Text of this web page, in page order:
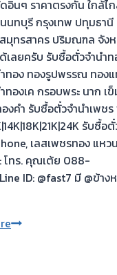
อิ่นๆ ราคาตรงกัน ใกล้ไ
นทบุรี กรุงเทพ ปทุมธานี
มุทรสาคร ปริมณฑล จัง
เลยครับ รับซื้อตั๋วจำนำท
ทอง ทองรูปพรรณ ทองแ
ทองเค กรอบพระ นาก เ
งคำ รับซื้อตั๋วจำนำเพช
รับซื้อ
เลสเพชรทอง แหว
โทร. คุณเต้ย 088-
ID: @fast7 มี @ข้าง
รับ